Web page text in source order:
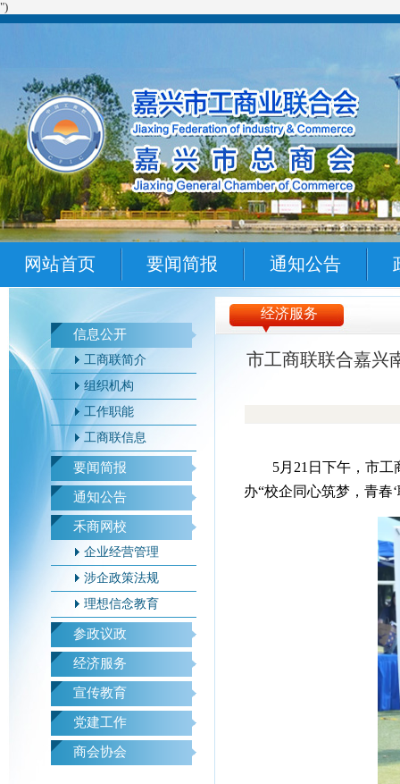
")
网站首页 要闻简报 通知公告
信息公开
工商联简介
组织机构
工作职能
工商联信息
要闻简报
通知公告
禾商网校
企业经营管理
涉企政策法规
理想信念教育
参政议政
经济服务
宣传教育
党建工作
商会协会
经济服务
市工商联联合嘉兴
5月21日下午，市
办“校企同心筑梦，青春